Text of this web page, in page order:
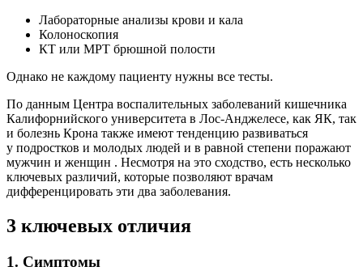
Лабораторные анализы крови и кала
Колоноскопия
КТ или МРТ брюшной полости
Однако не каждому пациенту нужны все тесты.
По данным Центра воспалительных заболеваний кишечника
Калифорнийского университета в Лос-Анджелесе, как ЯК, так
и болезнь Крона также имеют тенденцию развиваться
у подростков и молодых людей и в равной степени поражают
мужчин и женщин . Несмотря на это сходство, есть несколько
ключевых различий, которые позволяют врачам
дифференцировать эти два заболевания.
3 ключевых отличия
1. Симптомы